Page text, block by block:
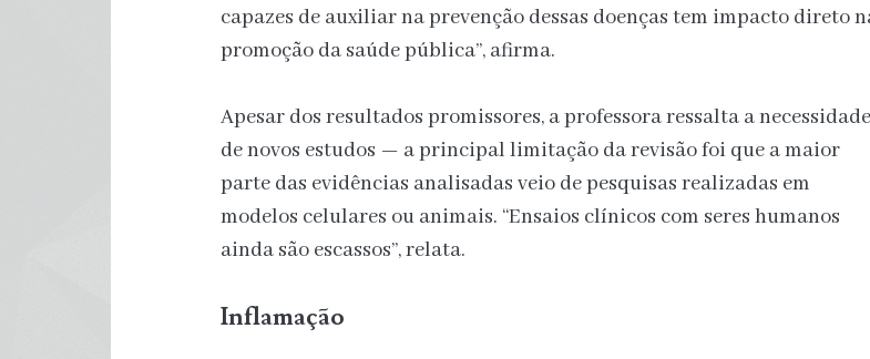
capazes de auxiliar na prevenção dessas doenças tem impacto direto
promoção da saúde pública”, afirma.
Apesar dos resultados promissores, a professora ressalta a necessidade
de novos estudos — a principal limitação da revisão foi que a maior
parte das evidências analisadas veio de pesquisas realizadas em
modelos celulares ou animais. “Ensaios clínicos com seres humanos
ainda são escassos”, relata.
Inflamação